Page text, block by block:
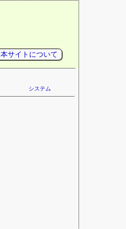
本サイトについて
システム